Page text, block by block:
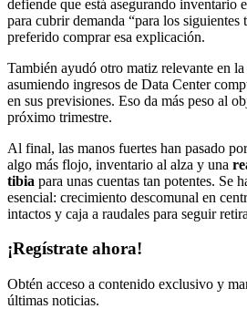
defiende que está asegurando inventario
para cubrir demanda “para los siguientes
preferido comprar esa explicación.
También ayudó otro matiz relevante en
asumiendo ingresos de Data Center
en sus previsiones. Eso da más peso al
próximo trimestre.
Al final, las manos fuertes han pasado
algo más flojo, inventario al alza y una
tibia para unas cuentas tan potentes. Se
esencial: crecimiento descomunal en
intactos y caja a raudales para seguir
¡Regístrate ahora!
Obtén acceso a contenido exclusivo y
últimas noticias.